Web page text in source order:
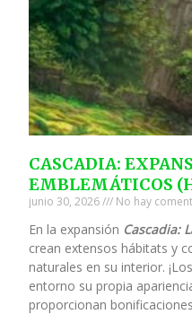
CASCADIA:
EMBLEMÁTICOS
junio 30, 2026 No hay
En la expansión Cascadia:
crean extensos hábitats y
naturales en su interior.
entorno su propia
proporcionan